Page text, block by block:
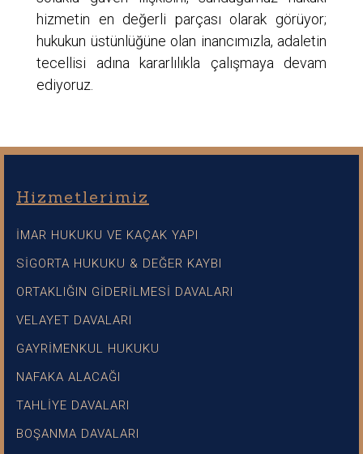
hizmetin en değerli parçası olarak görüyor;
hukukun üstünlüğüne olan inancımızla, adaletin
tecellisi adına kararlılıkla çalışmaya devam
ediyoruz.
Hizmetlerimiz
İMAR HUKUKU VE KAÇAK YAPI
SİGORTA HUKUKU & DEĞER KAYBI
ORTAKLIĞIN GİDERİLMESİ DAVALARI
VELAYET DAVALARI
GAYRİMENKUL HUKUKU
NAFAKA ALACAĞI
TAHLİYE DAVALARI
BOŞANMA DAVALARI